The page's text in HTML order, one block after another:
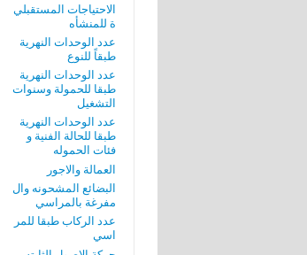
الاحتياجات المستقبلي
ة للمنشأه
عدد الوحدات النهرية
طبقاً للنوع
عدد الوحدات النهرية
طبقا للحمولة وسنوات
التشغيل
عدد الوحدات النهرية
طبقا للحالة الفنية و
فئات الحموله
العمالة والاجور
البضائع المشحونه وال
مفرغة بالمراسي
عدد الركاب طبقا للمر
اسي